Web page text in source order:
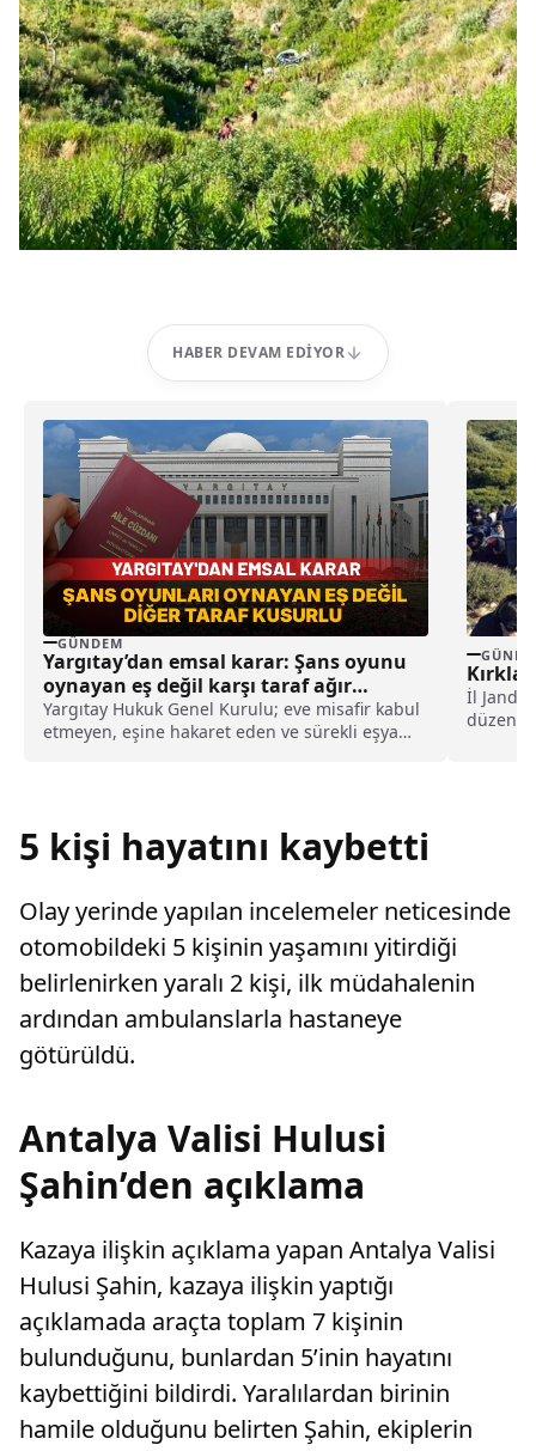
HABER DEVAM EDIYOR
GÜNDEM
Yargıtay’dan emsal karar: Şans oyunu
oynayan eş değil karşı taraf ağır
kusurlu sayıldı
Yargıtay Hukuk Genel Kurulu; eve misafir kabul
etmeyen, eşine hakaret eden ve sürekli eşya
İl
5 kişi hayatını kaybetti
Olay yerinde yapılan incelemeler neticesinde
otomobildeki 5 kişinin yaşamını yitirdiği
belirlenirken yaralı 2 kişi, ilk müdahalenin
ardından ambulanslarla hastaneye
götürüldü.
Antalya Valisi Hulusi
Şahin’den açıklama
Kazaya ilişkin açıklama yapan Antalya Valisi
Hulusi Şahin, kazaya ilişkin yaptığı
açıklamada araçta toplam 7 kişinin
bulunduğunu, bunlardan 5’inin hayatını
kaybettiğini bildirdi. Yaralılardan birinin
hamile olduğunu belirten Şahin, ekiplerin